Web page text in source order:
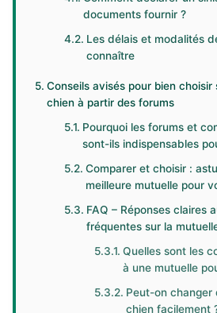
documents fournir ?
Les délais et modalités
connaître
Conseils avisés pour bien choisir
chien à partir des forums
Pourquoi les forums et
sont-ils indispensables
Comparer et choisir :
meilleure mutuelle pour
FAQ – Réponses claires
fréquentes sur la
Quelles sont les
à une mutuelle
Peut-on changer
chien facilement